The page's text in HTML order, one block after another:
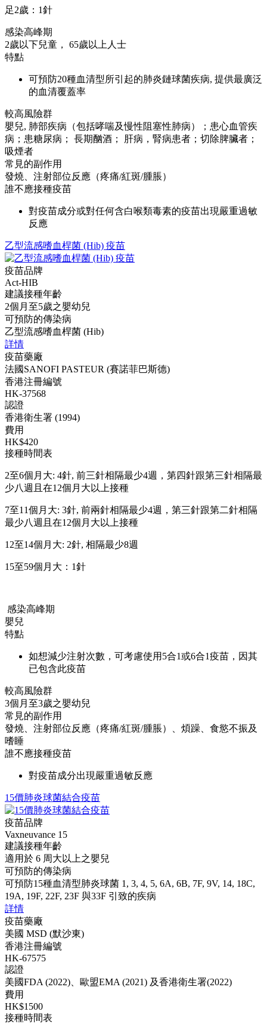
足2歲：1針
感染高峰期
2歲以下兒童， 65歲以上人士
特點
可預防20種血清型所引起的肺炎鏈球菌疾病, 提供最廣泛
的血清覆蓋率
較高風險群
嬰兒, 肺部疾病（包括哮喘及慢性阻塞性肺病）；患心血管疾
病；患糖尿病； 長期酗酒； 肝病，腎病患者；切除脾臟者；
吸煙者
常見的副作用
發燒、注射部位反應（疼痛/紅斑/腫脹）
誰不應接種疫苗
對疫苗成分或對任何含白喉類毒素的疫苗出現嚴重過敏
反應
乙型流感嗜血桿菌 (Hib) 疫苗
疫苗品牌
Act-HIB
建議接種年齡
2個月至5歲之嬰幼兒
可預防的傳染病
乙型流感嗜血桿菌 (Hib)
詳情
疫苗藥廠
法國SANOFI PASTEUR (賽諾菲巴斯德)
香港注冊編號
HK-37568
認證
香港衛生署 (1994)
費用
HK$420
接種時間表
2至6個月大: 4針, 前三針相隔最少4週，第四針跟第三針相隔最
少八週且在12個月大以上接種
7至11個月大: 3針, 前兩針相隔最少4週，第三針跟第二針相隔
最少八週且在12個月大以上接種
12至14個月大: 2針, 相隔最少8週
15至59個月大：1針
感染高峰期
嬰兒
特點
如想減少注射次數，可考慮使用5合1或6合1疫苗，因其
已包含此疫苗
較高風險群
3個月至3歲之嬰幼兒
常見的副作用
發燒、注射部位反應（疼痛/紅斑/腫脹）、煩躁、食慾不振及
嗜睡
誰不應接種疫苗
對疫苗成分出現嚴重過敏反應
15價肺炎球菌結合疫苗
疫苗品牌
Vaxneuvance 15
建議接種年齡
適用於 6 周大以上之嬰兒
可預防的傳染病
可預防15種血清型肺炎球菌 1, 3, 4, 5, 6A, 6B, 7F, 9V, 14, 18C,
19A, 19F, 22F, 23F 與33F 引致的疾病
詳情
疫苗藥廠
美國 MSD (默沙東)
香港注冊編號
HK-67575
認證
美國FDA (2022)、歐盟EMA (2021) 及香港衛生署(2022)
費用
HK$1500
接種時間表